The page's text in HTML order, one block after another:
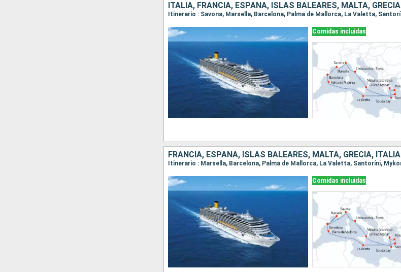
ITALIA, FRANCIA, ESPAÑA, ISLAS BALEARES, MALTA, GRECIA
Comidas incluidas
FRANCIA, ESPAÑA, ISLAS BALEARES, MALTA, GRECIA, ITALIA
Comidas incluidas